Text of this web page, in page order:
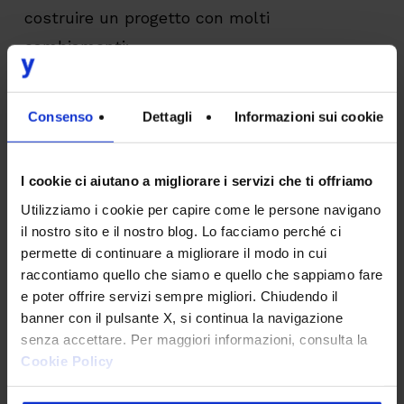
Consenso Dettagli Informazioni sui cookie
I cookie ci aiutano a migliorare i servizi che ti offriamo
Utilizziamo i cookie per capire come le persone navigano
il nostro sito e il nostro blog. Lo facciamo perché ci
permette di continuare a migliorare il modo in cui
raccontiamo quello che siamo e quello che sappiamo fare
e poter offrire servizi sempre migliori. Chiudendo il
banner con il pulsante X, si continua la navigazione
senza accettare. Per maggiori informazioni, consulta la
Cookie Policy
costruire un progetto con molti
cambiamenti:
relativa interfaccia visual e l’analisi
tecnica e di fattibilità garantiscono di
testare il sistema e di minimizzare i
cambiamenti in fase realizzativa,
circoscrivendo il progetto alle effettive
funzioni necessarie analizzate e